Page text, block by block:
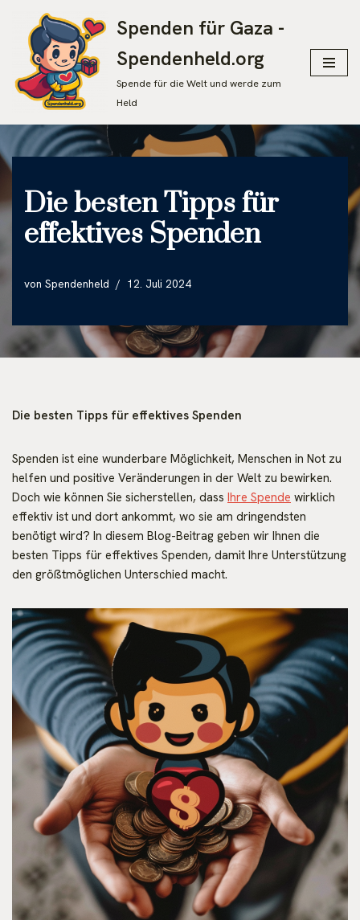
Zum
Inhalt
springen
Spenden für Gaza -
Spendenheld.org
Spende für die Welt und werde zum
Held
Die besten Tipps für
effektives Spenden
von Spendenheld 12. Juli 2024
Die besten Tipps für effektives Spenden
Spenden ist eine wunderbare Möglichkeit, Menschen in Not zu
helfen und positive Veränderungen in der Welt zu bewirken.
Doch wie können Sie sicherstellen, dass Ihre Spende wirklich
effektiv ist und dort ankommt, wo sie am dringendsten
benötigt wird? In diesem Blog-Beitrag geben wir Ihnen die
besten Tipps für effektives Spenden, damit Ihre Unterstützung
den größtmöglichen Unterschied macht.